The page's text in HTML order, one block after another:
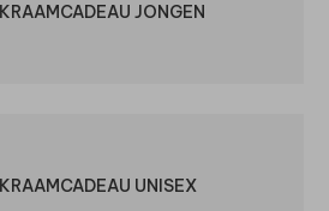
KRAAMCADEAU JONGEN
KRAAMCADEAU UNISEX